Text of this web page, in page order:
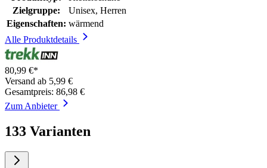
Zielgruppe:
Unisex, Herren
Eigenschaften: wärmend
Alle Produktdetails
80,99 €*
Versand ab 5,99 €
Gesamtpreis: 86,98 €
Zum Anbieter
133 Varianten